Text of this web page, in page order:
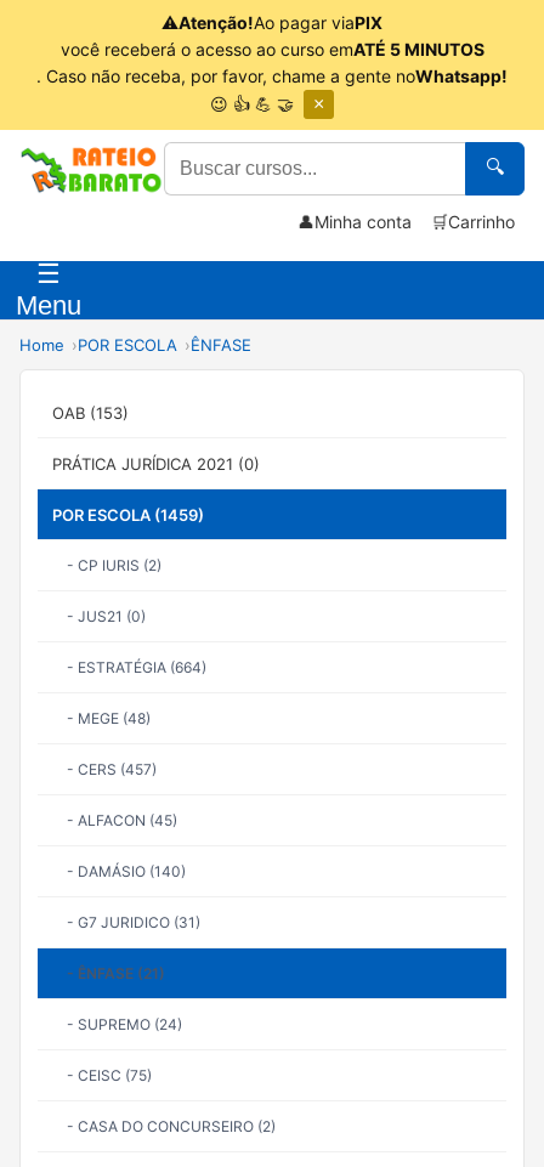
⚠Atenção!Ao pagar viaPIX
você receberá o acesso ao curso emATÉ 5 MINUTOS
. Caso não receba, por favor, chame a gente noWhatsapp!
😉 👍 💪 🤝
×
🔍
👤Minha conta 🛒Carrinho
☰
Menu
Home POR ESCOLA ÊNFASE
OAB (153)
PRÁTICA JURÍDICA 2021 (0)
POR ESCOLA (1459)
- CP IURIS (2)
- JUS21 (0)
- ESTRATÉGIA (664)
- MEGE (48)
- CERS (457)
- ALFACON (45)
- DAMÁSIO (140)
- G7 JURIDICO (31)
- ÊNFASE (21)
- SUPREMO (24)
- CEISC (75)
- CASA DO CONCURSEIRO (2)